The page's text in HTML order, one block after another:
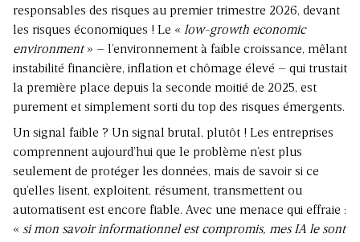
responsables des risques au premier trimestre 2026, devant
les risques économiques ! Le « low-growth economic
environment» – l’environnement à faible croissance, mêlant
instabilité financière, inflation et chômage élevé – qui trustait
la première place depuis la seconde moitié de 2025, est
purement et simplement sorti du top des risques émergents.
Un signal faible ? Un signal brutal, plutôt ! Les entreprises
comprennent aujourd’hui que le problème n’est plus
seulement de protéger les données, mais de savoir si ce
qu’elles lisent, exploitent, résument, transmettent ou
automatisent est encore fiable. Avec une menace qui effraie :
« si mon savoir informationnel est compromis, mes IA le sont